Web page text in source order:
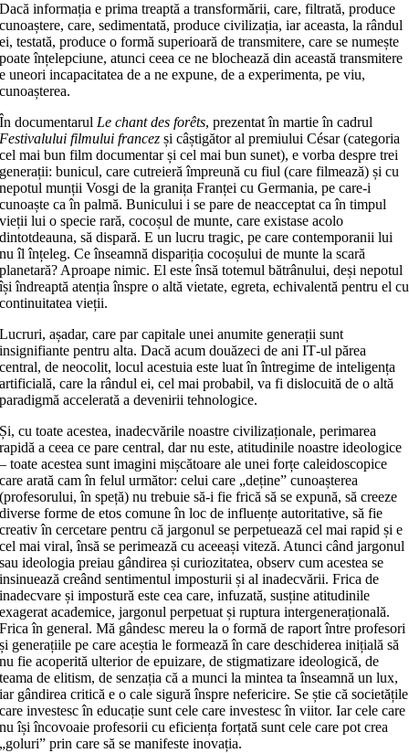
Dacă informația e prima treaptă a transformării, care, filtrată, produce
cunoaștere, care, sedimentată, produce civilizația, iar aceasta, la rândul
ei, testată, produce o formă superioară de transmitere, care se numește
poate înțelepciune, atunci ceea ce ne blochează din această transmitere
e uneori incapacitatea de a ne expune, de a experimenta, pe viu,
cunoașterea.
În documentarulLe chant des forêts, prezentat în martie în cadrul
Festivalului filmului francez și câștigător al premiului César (categoria
cel mai bun film documentar și cel mai bun sunet), e vorba despre trei
generații: bunicul, care cutreieră împreună cu fiul (care filmează) și cu
nepotul munții Vosgi de la granița Franței cu Germania, pe care‑i
cunoaște ca în palmă. Bunicului i se pare de neacceptat ca în timpul
vieții lui o specie rară, cocoșul de munte, care existase acolo
dintotdeauna, să dispară. E un lucru tragic, pe care contemporanii lui
nu îl înțeleg. Ce înseamnă dispariția cocoșului de munte la scară
planetară? Aproape nimic. El este însă totemul bătrânului, deși nepotul
își îndreaptă atenția înspre o altă vietate, egreta, echivalentă pentru el cu
continuitatea vieții.
Lucruri, așadar, care par capitale unei anumite generații sunt
insignifiante pentru alta. Dacă acum douăzeci de ani IT‑ul părea
central, de neocolit, locul acestuia este luat în întregime de inteligența
artificială, care la rândul ei, cel mai probabil, va fi dislocuită de o altă
paradigmă accelerată a devenirii tehnologice.
Și, cu toate acestea, inadecvările noastre civilizaționale, perimarea
rapidă a ceea ce pare central, dar nu este, atitudinile noastre ideologice
– toate acestea sunt imagini mișcătoare ale unei forțe caleidoscopice
care arată cam în felul următor: celui care „deține” cunoașterea
(profesorului, în speță) nu trebuie să‑i fie frică să se expună, să creeze
diverse forme de etos comune în loc de influențe autoritative, să fie
creativ în cercetare pentru că jargonul se perpetuează cel mai rapid și e
cel mai viral, însă se perimează cu aceeași viteză. Atunci când jargonul
sau ideologia preiau gândirea și curiozitatea, observ cum acestea se
insinuează creând sentimentul imposturii și al inadecvării. Frica de
inadecvare și impostură este cea care, infuzată, susține atitudinile
exagerat academice, jargonul perpetuat și ruptura intergenerațională.
Frica în general. Mă gândesc mereu la o formă de raport între profesori
și generațiile pe care aceștia le formează în care deschiderea inițială să
nu fie acoperită ulterior de epuizare, de stigmatizare ideologică, de
teama de elitism, de senzația că a munci la mintea ta înseamnă un lux,
iar gândirea critică e o cale sigură înspre nefericire. Se știe că societățile
care investesc în educație sunt cele care investesc în viitor. Iar cele care
nu își încovoaie profesorii cu eficiența forțată sunt cele care pot crea
„goluri” prin care să se manifeste inovația.